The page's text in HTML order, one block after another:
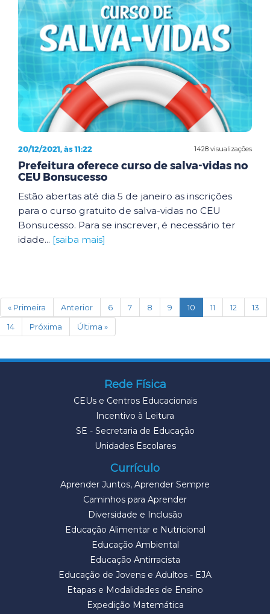
1428 visualizações
20/12/2021, às 11:22
Prefeitura oferece curso de salva-vidas no
CEU Bonsucesso
Estão abertas até dia 5 de janeiro as inscrições
para o curso gratuito de salva-vidas no CEU
Bonsucesso. Para se inscrever, é necessário ter
idade... [saiba mais]
« Primeira Anterior 6 7 8 9 10 (current)
11 12
13
14
Próxima Última »
Rede Física
CEUs e Centros Educacionais
Incentivo à Leitura
SE - Secretaria de Educação
Unidades Escolares
Currículo
Aprender Juntos, Aprender Sempre
Caminhos para Aprender
Diversidade e Inclusão
Educação Alimentar e Nutricional
Educação Ambiental
Educação Antirracista
Educação de Jovens e Adultos - EJA
Etapas e Modalidades de Ensino
Expedição Matemática